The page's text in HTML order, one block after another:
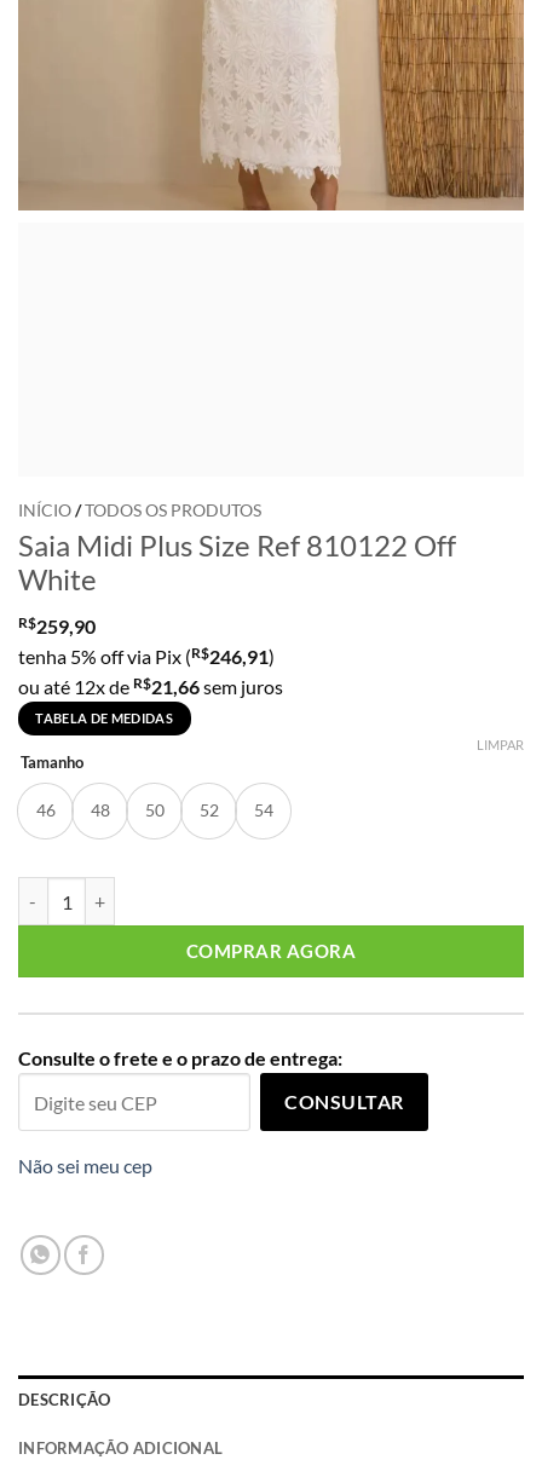
INÍCIO/TODOS OS PRODUTOS
Saia Midi Plus Size Ref 810122 Off
White
R$259,90
tenha 5% off via Pix (R$246,91)
ou até 12x de R$21,66sem juros
TABELA DE MEDIDAS
Tamanho
46 48 50 52 54
LIMPAR
COMPRAR AGORA
Consulte o frete e o prazo de entrega:
CONSULTAR
Não sei meu cep
DESCRIÇÃO
INFORMAÇÃO ADICIONAL